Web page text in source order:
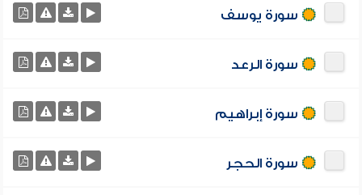
سورة يوسف
سورة الرعد
سورة إبراهيم
سورة الحجر